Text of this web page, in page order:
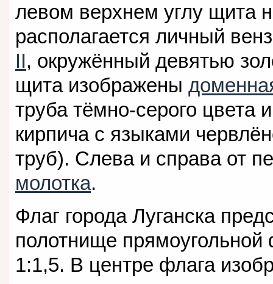
левом верхнем углу щита
располагается личный
II, окружённый девятью
щита изображены
труба тёмно-серого цвета
кирпича с языками
труб). Слева и справа от
молотка.
Флаг города Луганска
полотнище
1:1,5. В центре флага